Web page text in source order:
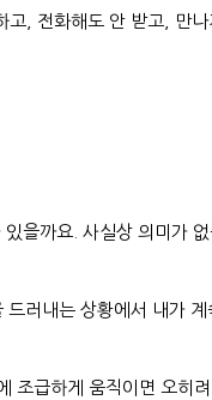
, 전화해도 안 받고, 만
을까요. 사실상 의미가
러내는 상황에서 내가
조급하게 움직이면 오히